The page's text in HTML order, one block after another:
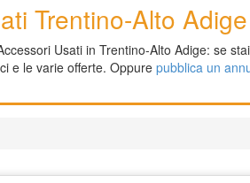
Trentino-Alto Adige
Usati in Trentino-Alto Adige: se
e le varie offerte. Oppure pubblica un